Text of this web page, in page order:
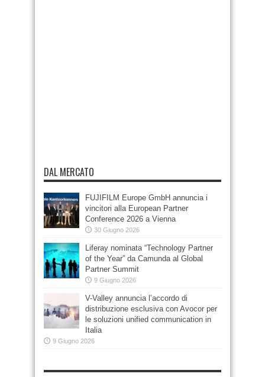
DAL MERCATO
FUJIFILM Europe GmbH annuncia i
vincitori alla European Partner
Conference 2026 a Vienna
30 Giugno 2026
Liferay nominata “Technology Partner
of the Year” da Camunda al Global
Partner Summit
9 Giugno 2026
V-Valley annuncia l’accordo di
distribuzione esclusiva con Avocor per
le soluzioni unified communication in
Italia
9 Giugno 2026